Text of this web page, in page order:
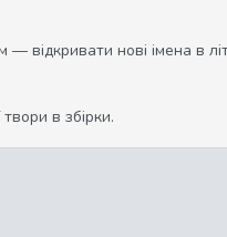
відкривати нові імена в
в збірки.